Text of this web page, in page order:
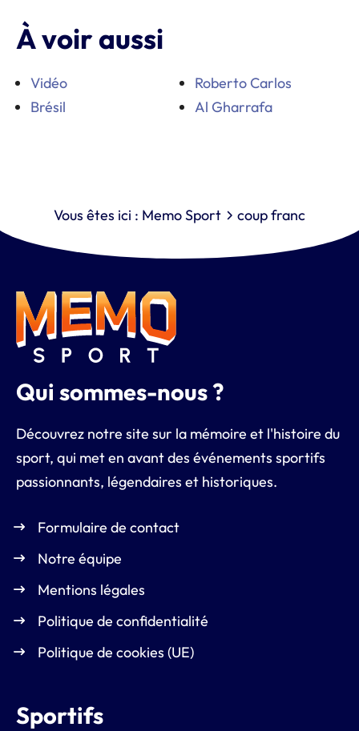
À voir aussi
Vidéo
Brésil
Roberto Carlos
Al Gharrafa
Vous êtes ici : Memo Sport coup franc
Qui sommes-nous ?
Découvrez notre site sur la mémoire et l'histoire du
sport, qui met en avant des événements sportifs
passionnants, légendaires et historiques.
Formulaire de contact
Notre équipe
Mentions légales
Politique de confidentialité
Politique de cookies (UE)
Sportifs